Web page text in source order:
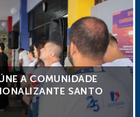
A COMUNIDADE
SANTO